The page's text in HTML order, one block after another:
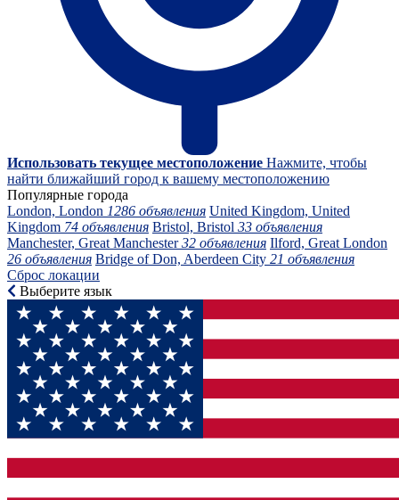
Использовать текущее местоположение Нажмите, чтобы
найти ближайший город к вашему местоположению
Популярные города
London, London 1286 объявления United Kingdom, United
Kingdom 74 объявления Bristol, Bristol 33 объявления
Manchester, Great Manchester32 объявления Ilford, Great London
26 объявления Bridge of Don, Aberdeen City 21 объявления
Сброс локации
Выберите язык